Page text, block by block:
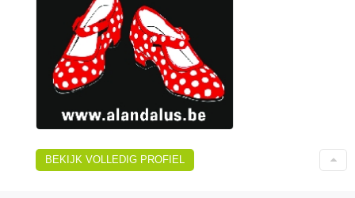
BEKIJK VOLLEDIG PROFIEL